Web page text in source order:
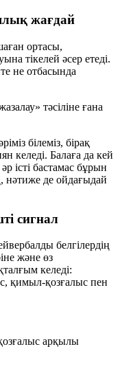
жағдай
ортасы,
тікелей әсер етеді.
не отбасында
тәсіліне ғана
білеміз, бірақ
келеді. Балаға да кей
істі бастамас бұрын
нәтиже де ойдағыдай
сигнал
белгілердің
және өз
келеді:
қимыл-қозғалыс пен
арқылы